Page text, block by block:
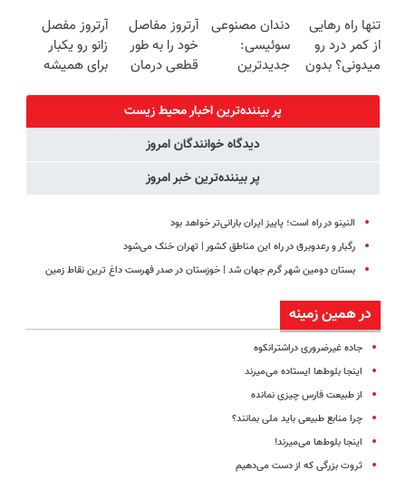
برگردون
(40%off)
(پرسش‌نامه)
درمان کنی؟
((پرسش‌نامه))
شماست
تنها راه رهایی
از کمر درد رو
میدونی؟ بدون
دندان مصنوعی
سوئیسی:
جدیدترین
سبک و مقاوم |
پرداخت قسطی
آرتروز مفاصل
خود را به طور
قطعی درمان
◗پرسش‌نامه◖
آرتروز مفصل
زانو رو یکبار
برای همیشه
پر بیننده‌ترین اخبار محیط زیست
دیدگاه خوانندگان امروز
پر بیننده‌ترین خبر امروز
النینو در راه است؛ پاییز ایران بارانی‌تر خواهد بود
رگبار و رعدوبرق در راه این مناطق کشور | تهران خنک می‌شود
بستان دومین شهر گرم جهان شد | خوزستان در صدر فهرست داغ‌ ترین نقاط زمین
در همین زمینه
جاده غیرضروری دراشترانکوه
اینجا بلوط‌ها ایستاده می‌میرند
از طبیعت فارس چیزی نمانده
چرا منابع طبیعی باید ملی بمانند؟
اینجا بلوط‌ها می‌میرند!
ثروت‌ بزرگی که از دست می‌دهیم